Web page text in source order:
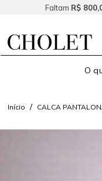
Faltam R$
Início CALCA